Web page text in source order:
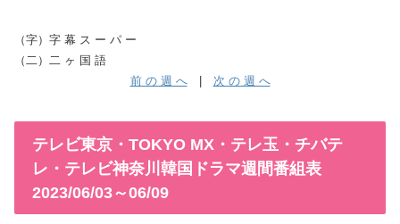
（字）字 幕 ス ー パ ー
（二）二 ヶ 国 語
前 の 週 へ| 次 の 週 へ
テレビ東京・TOKYO MX・テレ玉・チバテ
レ・テレビ神奈川韓国ドラマ週間番組表
2023/06/03～06/09